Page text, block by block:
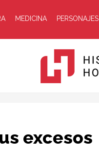
MEDICINA PERSONAJES
excesos